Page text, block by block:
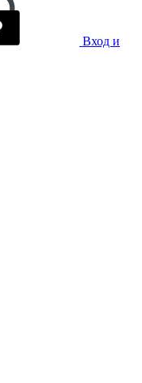
Вход и